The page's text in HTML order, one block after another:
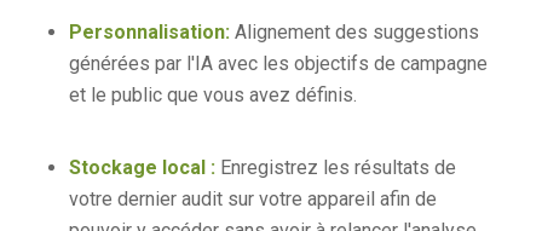
Personnalisation:Alignement des suggestions
générées par l'IA avec les objectifs de campagne
et le public que vous avez définis.
Stockage local : Enregistrez les résultats de
votre dernier audit sur votre appareil afin de